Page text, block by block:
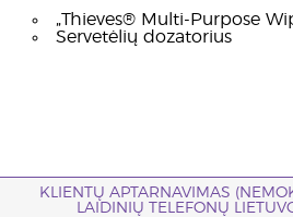
„Thieves® Multi-Purpose
Servetėlių dozatorius
KLIENTŲ APTARNAVIMAS
LAIDINIŲ TELEFONŲ